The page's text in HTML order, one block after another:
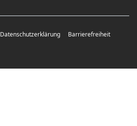
Datenschutzerklärung Barrierefreiheit